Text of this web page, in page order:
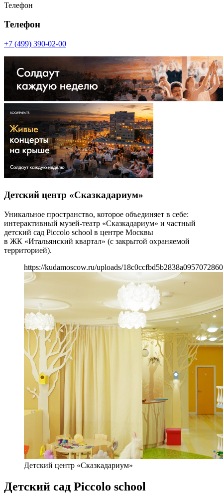
Телефон
Телефон
+7 (499) 390-02-00
Детский центр «Сказкадариум»
Уникальное пространство, которое объединяет в себе:
интерактивный музей-театр «Сказкадариум» и частный
детский сад Piccolо school в центре Москвы
в ЖК «Итальянский квартал» (с закрытой охраняемой
территорией).
https://kudamoscow.ru/uploads/
Детский центр «Сказкадариум»
Детский сад Piccolо school